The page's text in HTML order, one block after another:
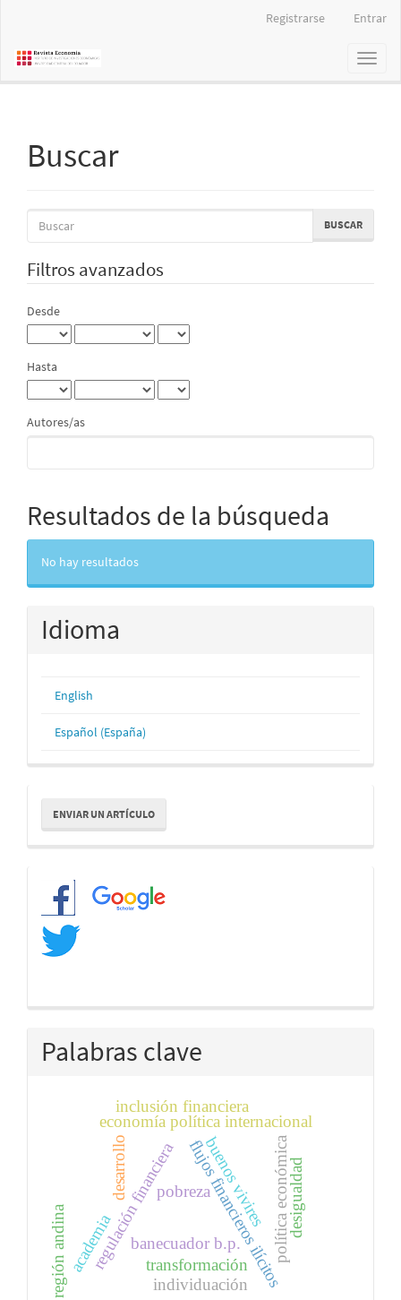
principal
Registrarse Entrar
Toggle
Buscar
artículos
Filtros avanzados
Desde
Hasta
Autores/as
Resultados de la búsqueda
No hay resultados
Idioma
English
Español (España)
Enviar
un
artículo
ENVIAR UN ARTÍCULO
Redes
Palabras clave
flujos financieros ilícitos
economía política internacional
regulación financiera
inclusión financiera
banecuador b.p.
pobreza política económica
desarrollo
academia
buenos vivires
transformación
individuación
región andina
desigualdad